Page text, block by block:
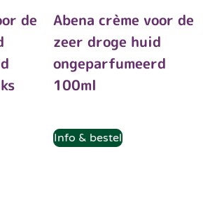
de
Abena crème voor de
zeer droge huid
ongeparfumeerd
100ml
Info & bestel